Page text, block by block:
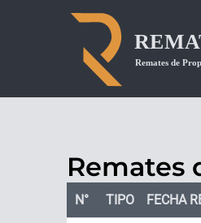
Remates
N° TIPO FECHA